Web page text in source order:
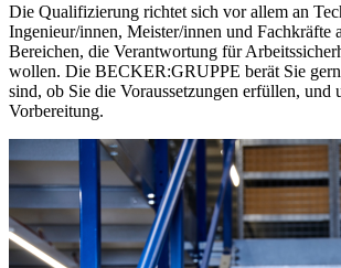
Die Qualifizierung richtet sich vor allem an
Ingenieur/innen, Meister/innen und Fachkräfte
Bereichen, die Verantwortung für
wollen. Die BECKER:GRUPPE berät Sie
sind, ob Sie die Voraussetzungen erfüllen, und
Vorbereitung.